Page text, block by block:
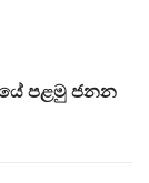
පළමු ජනන